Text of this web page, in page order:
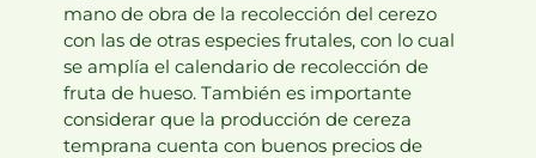
mano de obra de la recolección del cerezo
con las de otras especies frutales, con lo cual
se amplía el calendario de recolección de
fruta de hueso. También es importante
considerar que la producción de cereza
temprana cuenta con buenos precios de